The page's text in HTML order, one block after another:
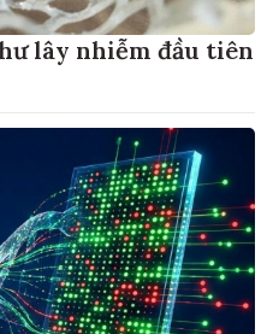
lây nhiễm đầu tiên